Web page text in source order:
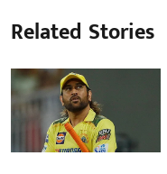
Related Stories